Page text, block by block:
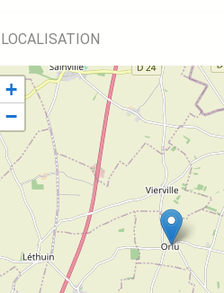
LOCALISATION
+
−